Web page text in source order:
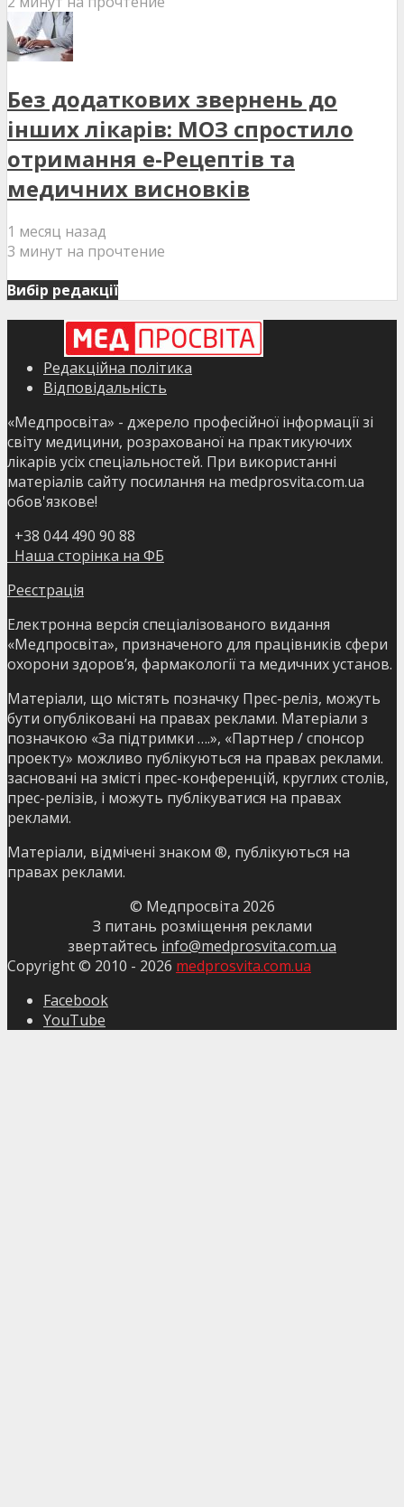
Без додаткових звернень до
інших лікарів: МОЗ спростило
отримання е-Рецептів та
медичних висновків
1 месяц назад
3 минут на прочтение
Вибір редакції
Редакційна політика
Відповідальність
«Медпросвіта» - джерело професійної інформації зі
світу медицини, розрахованої на практикуючих
лікарів усіх спеціальностей. При використанні
матеріалів сайту посилання на medprosvita.com.ua
обов'язкове!
+38 044 490 90 88
Наша сторінка на ФБ
Реєстрація
Електронна версія спеціалізованого видання
«Медпросвіта», призначеного для працівників сфери
охорони здоров’я, фармакології та медичних установ.
Матеріали, що містять позначку Прес-реліз, можуть
бути опубліковані на правах реклами. Матеріали з
позначкою «За підтримки ….», «Партнер / спонсор
проекту» можливо публікуються на правах реклами.
засновані на змісті прес-конференцій, круглих столів,
прес-релізів, і можуть публікуватися на правах
реклами.
Матеріали, відмічені знаком ®, публікуються на
правах реклами.
© Медпросвіта 2026
З питань розміщення реклами
звертайтесь info@medprosvita.com.ua
Copyright © 2010 - 2026 medprosvita.com.ua
Facebook
YouTube